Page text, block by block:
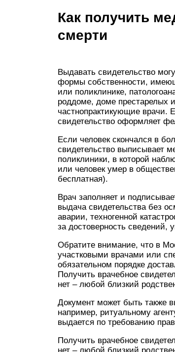
Как получить
смерти
Выдавать свидетельство
формы собственности,
или поликлинике,
роддоме, доме престарелых
частнопрактикующие врачи.
свидетельство оформляет
Если человек скончался в
свидетельство выписывает
поликлиники, в которой
или человек умер в
бесплатная).
Врач заполняет и
выдача свидетельства без
аварии, техногенной
за достоверность сведений,
Обратите внимание, что в
участковыми врачами или
обязательном порядке
Получить врачебное
нет – любой близкий
Документ может быть также
например, ритуальному
выдается по требованию
Получить врачебное